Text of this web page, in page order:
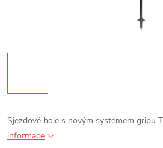
Sjezdové hole s novým systémem gripu
informace